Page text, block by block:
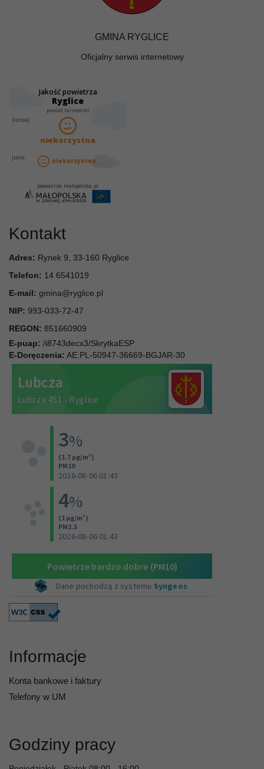
GMINA RYGLICE
Oficjalny serwis internetowy
Kontakt
Adres: Rynek 9, 33-160 Ryglice
Telefon: 14 6541019
E-mail: gmina@ryglice.pl
NIP: 993-033-72-47
REGON: 851660909
E-puap: /i8743decx3/SkrytkaESP
E-Doręczenia: AE:PL-50947-36669-BGJAR-30
Informacje
Konta bankowe i faktury
Telefony w UM
Godziny pracy